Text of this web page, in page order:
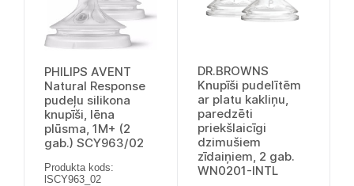
PHILIPS AVENT
Natural Response
pudeļu silikona
knupīši, lēna
plūsma, 1M+ (2
gab.) SCY963/02
Produkta kods:
lSCY963_02
DR.BROWNS
Knupīši pudelītēm
ar platu kakliņu,
paredzēti
priekšlaicīgi
dzimušiem
zīdaiņiem, 2 gab.
WN0201-INTL